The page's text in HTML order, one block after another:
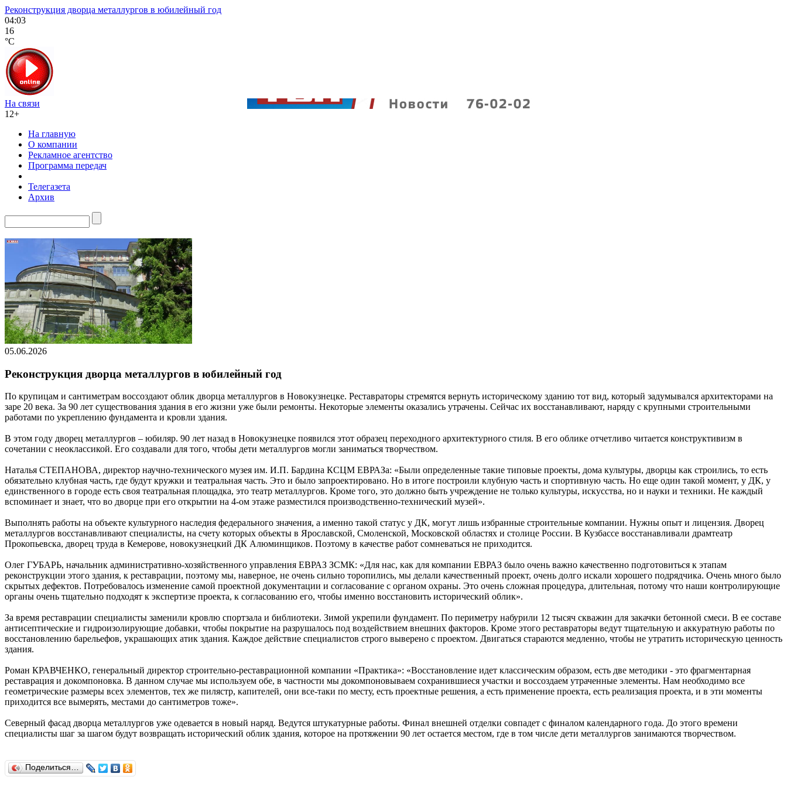
Реконструкция дворца металлургов в юбилейный год
04:03
16
°C
На связи
12+
На главную
О компании
Рекламное агентство
Программа передач
Телегазета
Архив
05.06.2026
Реконструкция дворца металлургов в юбилейный год
По крупицам и сантиметрам воссоздают облик дворца металлургов в Новокузнецке. Реставраторы стремятся вернуть историческому зданию тот вид, который задумывался архитекторами на
заре 20 века. За 90 лет существования здания в его жизни уже были ремонты. Некоторые элементы оказались утрачены. Сейчас их восстанавливают, наряду с крупными строительными
работами по укреплению фундамента и кровли здания.
В этом году дворец металлургов – юбиляр. 90 лет назад в Новокузнецке появился этот образец переходного архитектурного стиля. В его облике отчетливо читается конструктивизм в
сочетании с неоклассикой. Его создавали для того, чтобы дети металлургов могли заниматься творчеством.
Наталья СТЕПАНОВА, директор научно-технического музея им. И.П. Бардина КСЦМ ЕВРАЗа: «Были определенные такие типовые проекты, дома культуры, дворцы как строились, то есть
обязательно клубная часть, где будут кружки и театральная часть. Это и было запроектировано. Но в итоге построили клубную часть и спортивную часть. Но еще один такой момент, у ДК, у
единственного в городе есть своя театральная площадка, это театр металлургов. Кроме того, это должно быть учреждение не только культуры, искусства, но и науки и техники. Не каждый
вспоминает и знает, что во дворце при его открытии на 4-ом этаже разместился производственно-технический музей».
Выполнять работы на объекте культурного наследия федерального значения, а именно такой статус у ДК, могут лишь избранные строительные компании. Нужны опыт и лицензия. Дворец
металлургов восстанавливают специалисты, на счету которых объекты в Ярославской, Смоленской, Московской областях и столице России. В Кузбассе восстанавливали драмтеатр
Прокопьевска, дворец труда в Кемерове, новокузнецкий ДК Алюминщиков. Поэтому в качестве работ сомневаться не приходится.
Олег ГУБАРЬ, начальник административно-хозяйственного управления ЕВРАЗ ЗСМК: «Для нас, как для компании ЕВРАЗ было очень важно качественно подготовиться к этапам
реконструкции этого здания, к реставрации, поэтому мы, наверное, не очень сильно торопились, мы делали качественный проект, очень долго искали хорошего подрядчика. Очень много было
скрытых дефектов. Потребовалось изменение самой проектной документации и согласование с органом охраны. Это очень сложная процедура, длительная, потому что наши контролирующие
органы очень тщательно подходят к экспертизе проекта, к согласованию его, чтобы именно восстановить исторический облик».
За время реставрации специалисты заменили кровлю спортзала и библиотеки. Зимой укрепили фундамент. По периметру набурили 12 тысяч скважин для закачки бетонной смеси. В ее составе
антисептические и гидроизолирующие добавки, чтобы покрытие на разрушалось под воздействием внешних факторов. Кроме этого реставраторы ведут тщательную и аккуратную работы по
восстановлению барельефов, украшающих атик здания. Каждое действие специалистов строго выверено с проектом. Двигаться стараются медленно, чтобы не утратить историческую ценность
здания.
Роман КРАВЧЕНКО, генеральный директор строительно-реставрационной компании «Практика»: «Восстановление идет классическим образом, есть две методики - это фрагментарная
реставрация и докомпоновка. В данном случае мы используем обе, в частности мы докомпоновываем сохранившиеся участки и воссоздаем утраченные элементы. Нам необходимо все
геометрические размеры всех элементов, тех же пилястр, капителей, они все-таки по месту, есть проектные решения, а есть применение проекта, есть реализация проекта, и в эти моменты
приходится все вымерять, местами до сантиметров тоже».
Северный фасад дворца металлургов уже одевается в новый наряд. Ведутся штукатурные работы. Финал внешней отделки совпадет с финалом календарного года. До этого времени
специалисты шаг за шагом будут возвращать исторический облик здания, которое на протяжении 90 лет остается местом, где в том числе дети металлургов занимаются творчеством.
Поделиться…